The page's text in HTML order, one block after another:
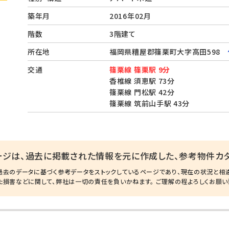
築年月
2016年02月
階数
3階建て
所在地
福岡県糟屋郡篠栗町大字高田598
交通
篠栗線 篠栗駅 9分
香椎線 須恵駅 73分
篠栗線 門松駅 42分
篠栗線 筑前山手駅 43分
は、過去に掲載された情報を元に作成した、参考物件カ
去のデータに基づく参考データをストックしているページであり、現在の状況と相
損害などに関して、弊社は一切の責任を負いかねます。 ご理解の程よろしくお願い